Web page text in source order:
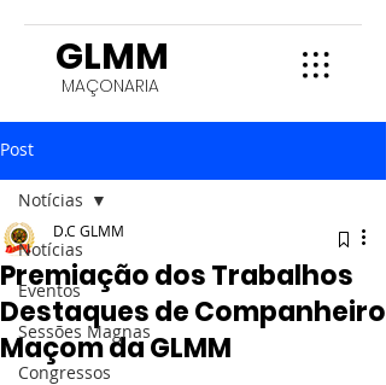
GLMM
MAÇONARIA
Post
Notícias
Eventos
Sessões Magnas
Congressos
Notícias
Premiação dos Trabalhos
Destaques de Companheiro
Maçom da GLMM
D.C GLMM